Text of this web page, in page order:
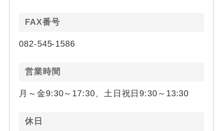
FAX番号
082-545-1586
営業時間
月～金9:30～17:30、土日祝日9:30～13:30
休日